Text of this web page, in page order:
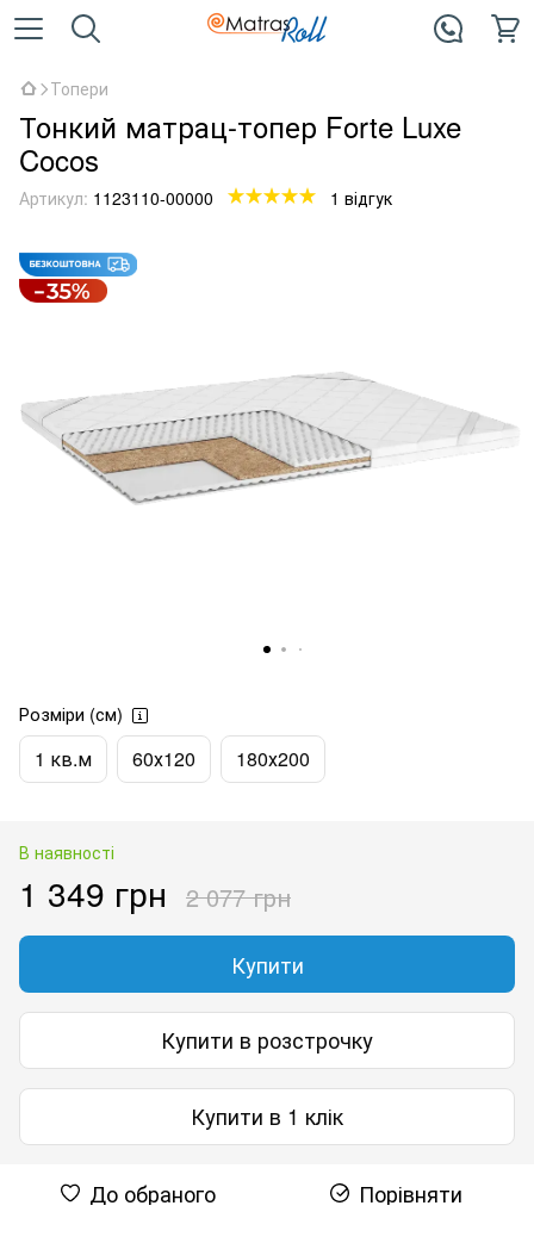
Топери
Тонкий матрац-топер Forte Luxe
Cocos
Артикул: 1123110-00000 1 відгук
Розміри (см)
1 кв.м 60х120 180х200
В наявності
1 349 грн 2 077 грн
Купити
Купити в розстрочку
Купити в 1 клік
До обраного Порівняти